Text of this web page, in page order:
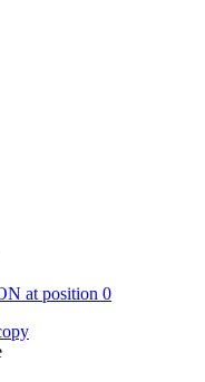
at position 0